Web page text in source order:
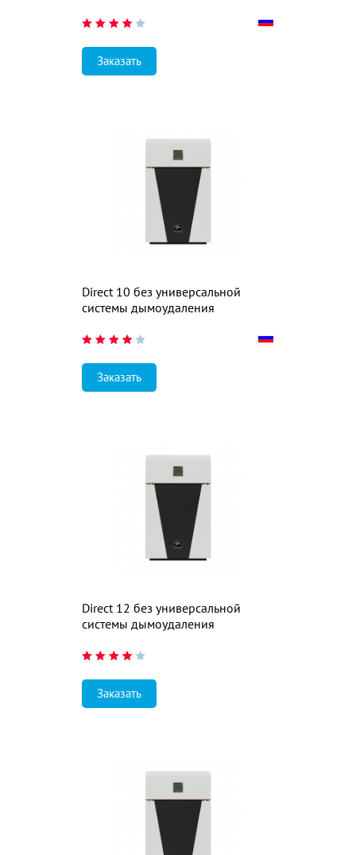
Заказать
Direct 10 без универсальной
системы дымоудаления
Заказать
Direct 12 без универсальной
системы дымоудаления
Заказать